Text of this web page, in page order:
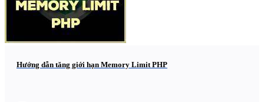
Hướng dẫn tăng giới hạn Memory Limit PHP